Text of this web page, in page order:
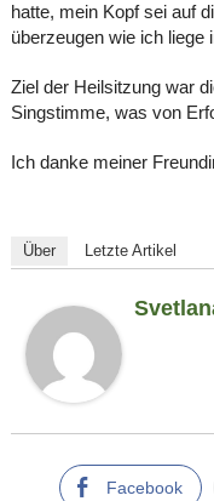
hatte, mein Kopf sei auf
überzeugen wie ich liege
Ziel der Heilsitzung war
Singstimme, was von
Ich danke meiner
Über Letzte Artikel
Facebook